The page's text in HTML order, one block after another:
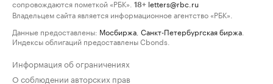
сопровождаются пометкой «РБК».
18+ letters@rbc.ru
Владельцем сайта является информационное агентство «РБК».
Данные предоставлены: Мосбиржа Санкт-Петербургская биржа
Индексы облигаций предоставлены Cbonds.
Информация об ограничениях
О соблюдении авторских прав